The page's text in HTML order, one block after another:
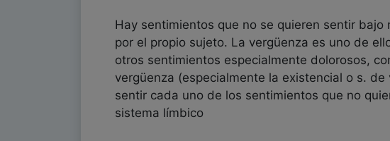
Hay sentimientos que no se quieren sentir
por el propio sujeto. La vergüenza es uno de
otros sentimientos especialmente dolorosos,
vergüenza (especialmente la existencial o s.
sentir cada uno de los sentimientos que no
sistema límbico